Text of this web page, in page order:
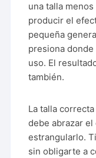
una talla
producir el
pequeña
presiona
uso. El
también.
La talla
debe abrazar
estrangularlo.
sin obligarte a